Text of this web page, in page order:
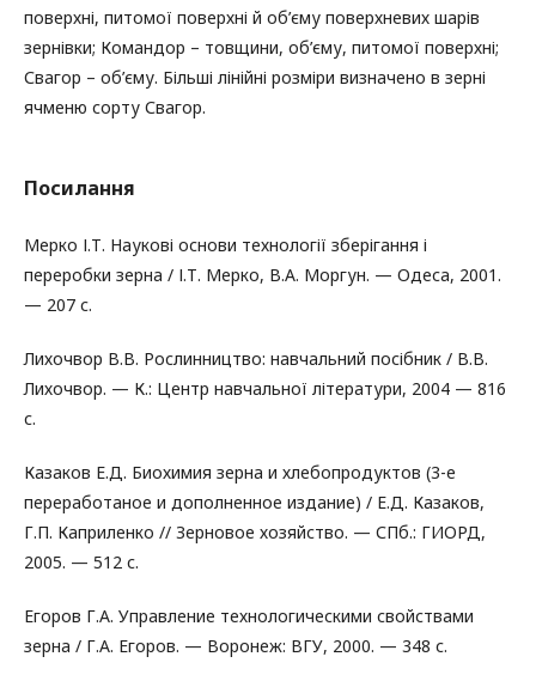
поверхні, питомої поверхні й об’єму поверхневих шарів
зернівки; Командор – товщини, об’єму, питомої поверхні;
Свагор – об’єму. Більші лінійні розміри визначено в зерні
ячменю сорту Свагор.
Посилання
Мерко І.Т. Наукові основи технології зберігання і
переробки зерна / І.Т. Мерко, В.А. Моргун. — Одеса, 2001.
— 207 с.
Лихочвор В.В. Рослинництво: навчальний посібник / В.В.
Лихочвор. — К.: Центр навчальної літератури, 2004 — 816
с.
Казаков Е.Д. Биохимия зерна и хлебопродуктов (3-е
переработаное и дополненное издание) / Е.Д. Казаков,
Г.П. Каприленко // Зерновое хозяйство. — СПб.: ГИОРД,
2005. — 512 с.
Егоров Г.А. Управление технологическими свойствами
зерна / Г.А. Егоров. — Воронеж: ВГУ, 2000. — 348 с.